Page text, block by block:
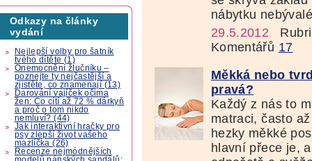
Odkazy na články
vydání
Nejlepší volby pro šatník
tvého dítěte (1)
Onemocnění žlučníku –
poznejte ty nejčastější a
zjistěte, co znamenají (13)
Darování vajíček očima
žen: Co cítí až 72 % dárkyň
a proč o tom nikdo
nemluví? (44)
Jak interaktivní hračky pro
psy zlepší život vašeho
mazlíčka (26)
Recenze nejmódnějších
nábytku
29.5.2012
Komentářů 17
Měkká nebo
pravá?
Každý z nás to
matraci, často
hezky měkké
hlavní přece je,